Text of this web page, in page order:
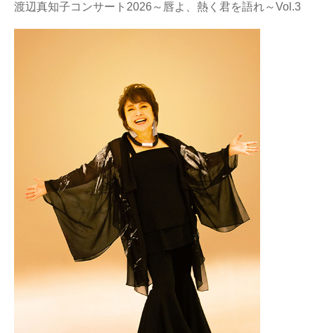
渡辺真知子コンサート2026～唇よ、熱く君を語れ～Vol.3